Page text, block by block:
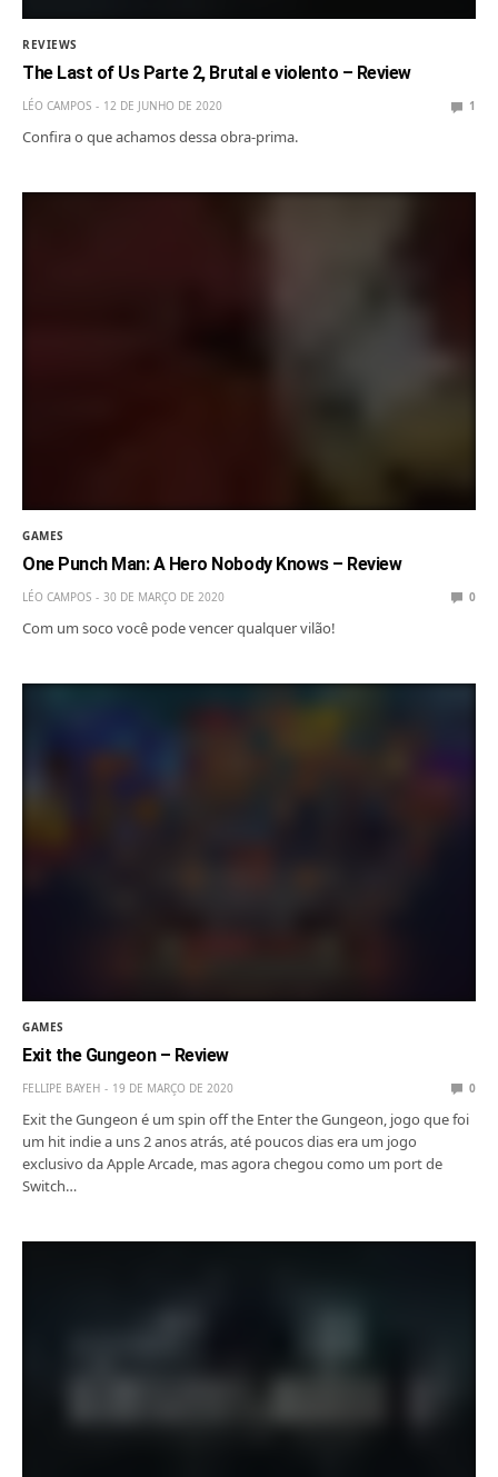
REVIEWS
The Last of Us Parte 2, Brutal e violento – Review
LÉO CAMPOS 12 DE JUNHO DE 2020 1
Confira o que achamos dessa obra-prima.
GAMES
One Punch Man: A Hero Nobody Knows – Review
LÉO CAMPOS 30 DE MARÇO DE 2020 0
Com um soco você pode vencer qualquer vilão!
GAMES
Exit the Gungeon – Review
FELLIPE BAYEH 19 DE MARÇO DE 2020 0
Exit the Gungeon é um spin off the Enter the Gungeon, jogo que foi
um hit indie a uns 2 anos atrás, até poucos dias era um jogo
exclusivo da Apple Arcade, mas agora chegou como um port de
Switch…